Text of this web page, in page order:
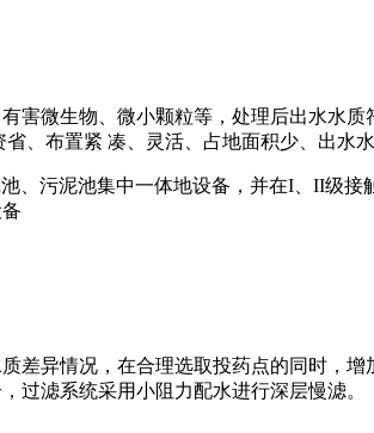
害微生物、微小颗粒等，处理后出水水
、布置紧 凑、灵活、占地面积少、出水
、污泥池集中一体地设备，并在I、II级
差异情况，在合理选取投药点的同时，
过滤系统采用小阻力配水进行深层慢滤。